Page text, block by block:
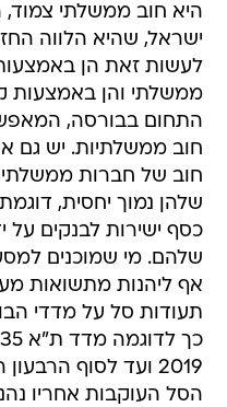
היא חוב ממשלתי צמוד,
ישראל, שהיא הלווה
לעשות זאת הן
ממשלתי והן באמצעות
התחום בבורסה,
חוב ממשלתיות. יש גם
חוב של חברות
שלהן נמוך יחסית,
כסף ישירות לבנקים על
שלהם. מי שמוכנים
אף ליהנות מתשואות
תעודות סל על מדדי
הסל העוקבות אחריו